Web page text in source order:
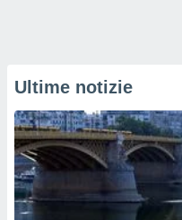
Ultime notizie